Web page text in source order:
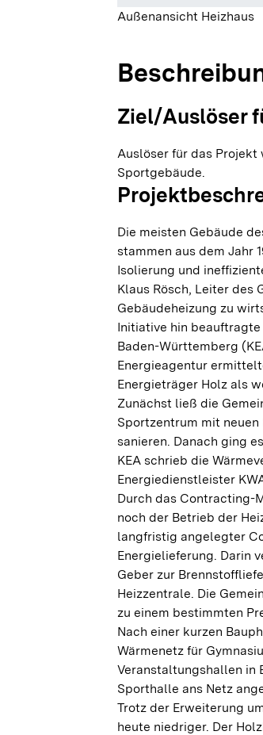
Außenansicht Heizhaus
Ziel/Auslöser
Auslöser für das Projekt
Sportgebäude.
Die meisten Gebäude
stammen aus dem Jahr
Isolierung und
Klaus Rösch, Leiter des
Gebäudeheizung zu
Initiative hin
Baden-Württemberg
Energieagentur
Energieträger Holz als
Zunächst ließ die
Sportzentrum mit
sanieren. Danach ging
KEA schrieb die
Energiedienstleister
Durch das Contracting-
noch der Betrieb der
langfristig angelegter
Energielieferung. Darin
Geber zur
Heizzentrale. Die
zu einem bestimmten
Nach einer kurzen
Wärmenetz für
Veranstaltungshallen in
Sporthalle ans Netz
Trotz der Erweiterung
heute niedriger. Der